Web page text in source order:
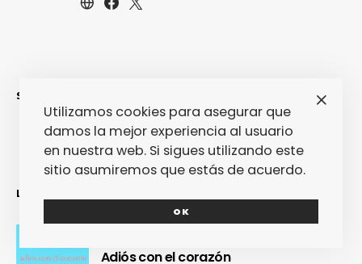
SINCERAMENTE
LO MÁS RECIENTE
Adiós con el corazón
Utilizamos cookies para asegurar que
damos la mejor experiencia al usuario
en nuestra web. Si sigues utilizando este
sitio asumiremos que estás de acuerdo.
OK